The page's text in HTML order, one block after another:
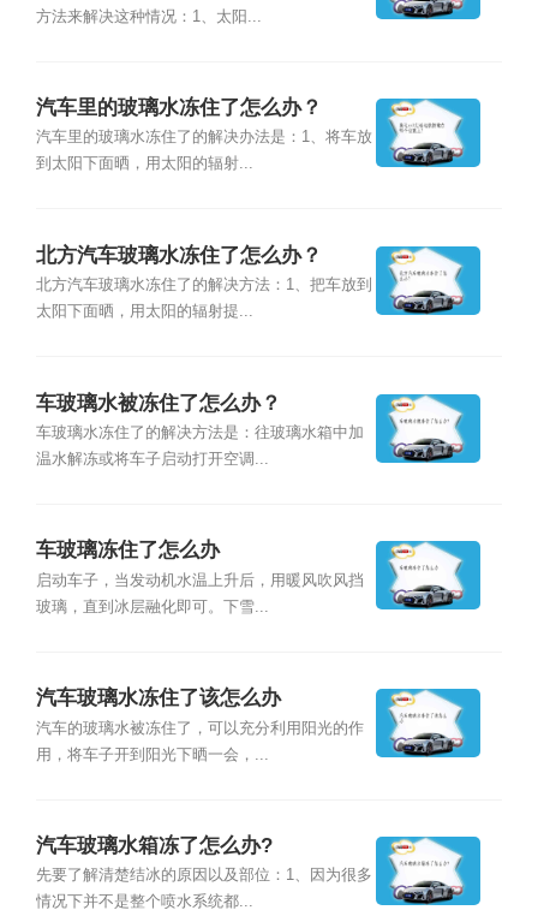
方法来解决这种情况：1、太阳...
汽车里的玻璃水冻住了怎么办？
汽车里的玻璃水冻住了的解决办法是：1、将车放
到太阳下面晒，用太阳的辐射...
北方汽车玻璃水冻住了怎么办？
北方汽车玻璃水冻住了的解决方法：1、把车放到
太阳下面晒，用太阳的辐射提...
车玻璃水被冻住了怎么办？
车玻璃水冻住了的解决方法是：往玻璃水箱中加
温水解冻或将车子启动打开空调...
车玻璃冻住了怎么办
启动车子，当发动机水温上升后，用暖风吹风挡
玻璃，直到冰层融化即可。下雪...
汽车玻璃水冻住了该怎么办
汽车的玻璃水被冻住了，可以充分利用阳光的作
用，将车子开到阳光下晒一会，...
汽车玻璃水箱冻了怎么办?
先要了解清楚结冰的原因以及部位：1、因为很多
情况下并不是整个喷水系统都...